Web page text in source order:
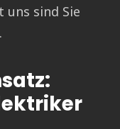
uns sind Sie